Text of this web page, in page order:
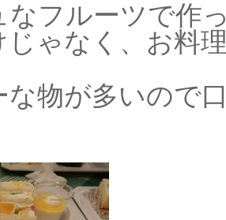
なフルーツで作
じゃなく、お料
な物が多いので